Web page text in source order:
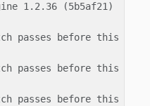
1.2.36 (5b5af21)
passes before this
passes before this
passes before this